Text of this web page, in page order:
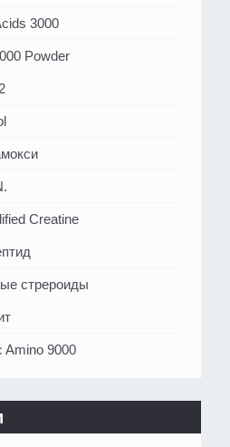
3000
Powder
Creatine
стрероиды
Amino 9000